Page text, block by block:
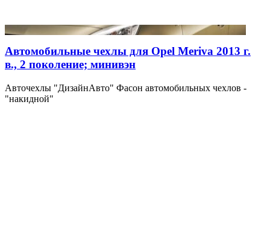
Автомобильные чехлы для Opel Meriva 2013 г.
в., 2 поколение; минивэн
Авточехлы "ДизайнАвто" Фасон автомобильных чехлов -
"накидной"